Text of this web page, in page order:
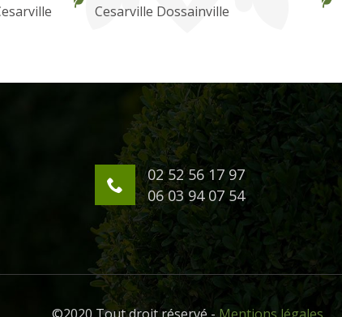
Cesarville Dossainville
02 52 56 17 97
06 03 94 07 54